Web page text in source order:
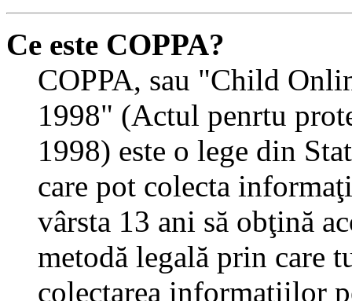
Ce este COPPA?
COPPA, sau "Child
1998" (Actul penrtu
1998) este o lege din
care pot colecta
vârsta 13 ani să obţină
metodă legală prin care
colectarea informaţiilor